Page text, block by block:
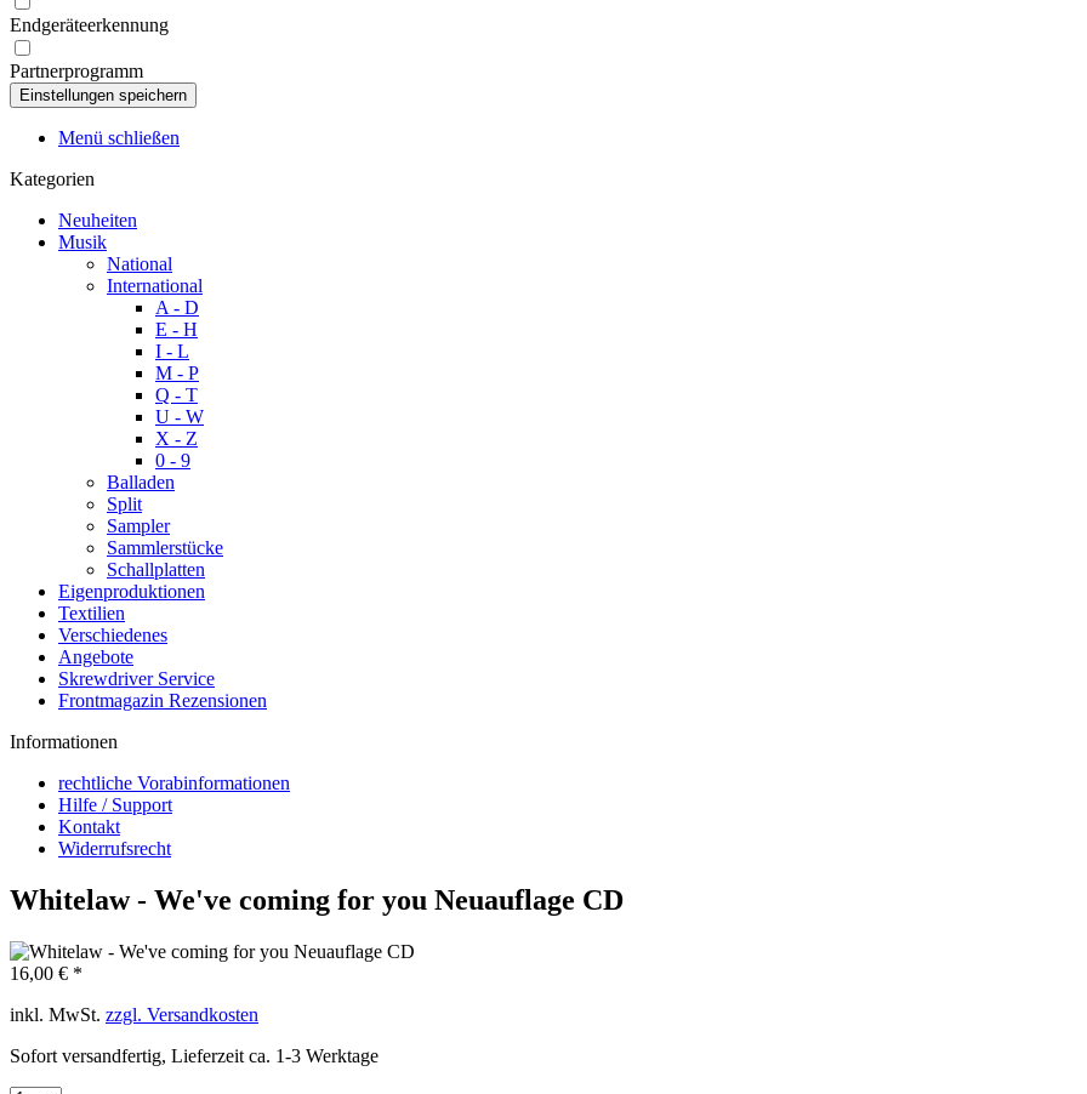
Endgeräteerkennung
Partnerprogramm
Menü schließen
Kategorien
Neuheiten
Musik
National
International
A - D
E - H
I - L
M - P
Q - T
U - W
X - Z
0 - 9
Balladen
Split
Sampler
Sammlerstücke
Schallplatten
Eigenproduktionen
Textilien
Verschiedenes
Angebote
Skrewdriver Service
Frontmagazin Rezensionen
Informationen
rechtliche Vorabinformationen
Hilfe / Support
Kontakt
Widerrufsrecht
Whitelaw - We've coming for you Neuauflage CD
16,00 € *
inkl. MwSt. zzgl. Versandkosten
Sofort versandfertig, Lieferzeit ca. 1-3 Werktage